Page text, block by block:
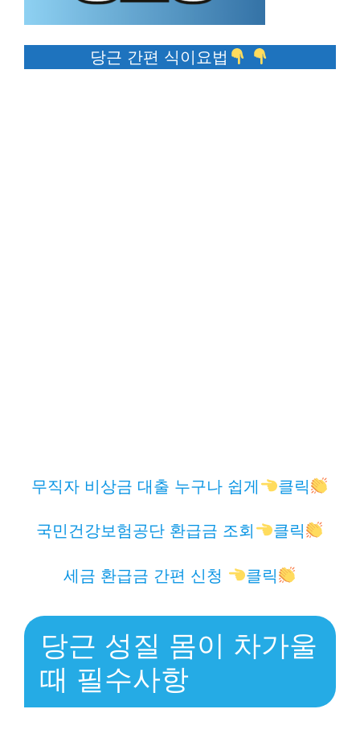
당근 간편 식이요법
무직자 비상금 대출 누구나 쉽게 클릭
국민건강보험공단 환급금 조회 클릭
세금 환급금 간편 신청 클릭
당근 성질 몸이 차가울
때 필수사항